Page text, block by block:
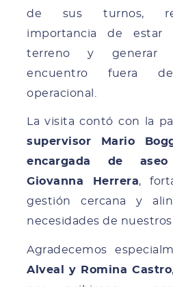
de sus turnos,
importancia de estar
terreno y generar
encuentro fuera
operacional.
La visita contó con la
supervisor Mario
encargada de
Giovanna Herrera,
gestión cercana y
necesidades de
Agradecemos
Alveal y Romina Castro